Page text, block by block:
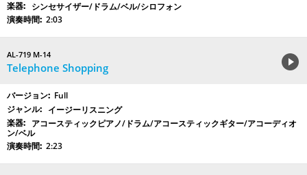
シンセサイザー/ドラム/ベル/シロフォン
2:03
AL-719 M-14
Telephone Shopping
Full
イージーリスニング
アコースティックピアノ/ドラム/アコースティックギター/アコーディオ
ン/ベル
2:23